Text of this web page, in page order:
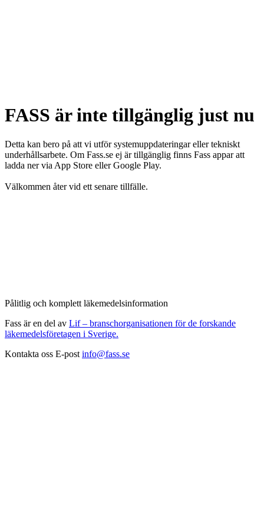
FASS är inte tillgänglig just nu
Detta kan bero på att vi utför systemuppdateringar eller tekniskt
underhållsarbete. Om Fass.se ej är tillgänglig finns Fass appar att
ladda ner via App Store eller Google Play.
Välkommen åter vid ett senare tillfälle.
Pålitlig och komplett läkemedelsinformation
Fass är en del av Lif – branschorganisationen för de forskande
läkemedelsföretagen i Sverige.
Kontakta oss E-post info@fass.se